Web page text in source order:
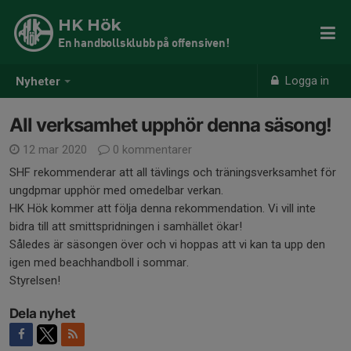
Nyheter Logga in
HK Hök
En handbollsklubb på offensiven!
All verksamhet upphör denna säsong!
12 mar 2020
0 kommentarer
SHF rekommenderar att all tävlings och träningsverksamhet för
ungdpmar upphör med omedelbar verkan.
HK Hök kommer att följa denna rekommendation. Vi vill inte
bidra till att smittspridningen i samhället ökar!
Således är säsongen över och vi hoppas att vi kan ta upp den
igen med beachhandboll i sommar.
Styrelsen!
Dela nyhet